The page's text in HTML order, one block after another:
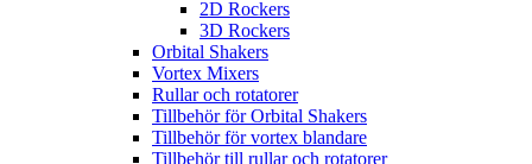
2D Rockers
3D Rockers
Orbital Shakers
Vortex Mixers
Rullar och rotatorer
Tillbehör för Orbital Shakers
Tillbehör för vortex blandare
Tillbehör till rullar och rotatorer